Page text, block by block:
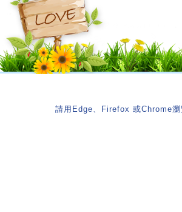
請用Edge、Firefox 或Chrome